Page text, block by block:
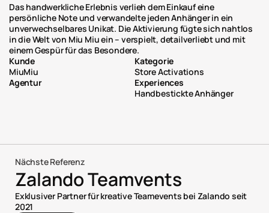
Das handwerkliche Erlebnis verlieh dem Einkauf eine
persönliche Note und verwandelte jeden Anhänger in ein
unverwechselbares Unikat. Die Aktivierung fügte sich nahtlos
in die Welt von Miu Miu ein – verspielt, detailverliebt und mit
einem Gespür für das Besondere.
Kunde
MiuMiu
Kategorie
Store Activations
Agentur
Experiences
Handbestickte Anhänger
Nächste Referenz
Zalando Teamvents
Exklusiver Partner für kreative Teamevents bei Zalando seit
2021